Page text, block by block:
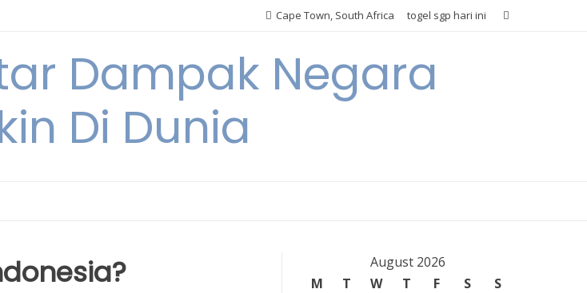
Cape Town, South Africa togel sgp hari ini
Dampak Negara
Di Dunia
August 2026
M
T W T F S
S